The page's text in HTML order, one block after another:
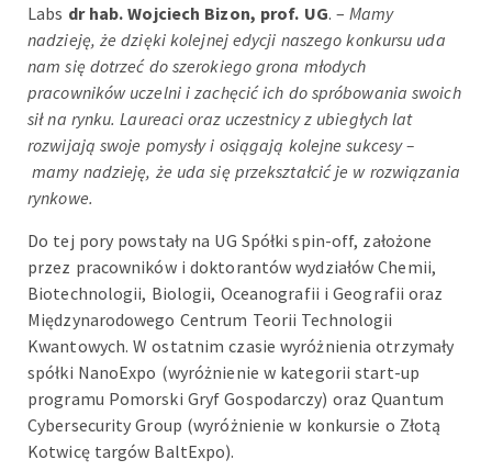
Labs dr hab. Wojciech Bizon, prof. UG. –Mamy
nadzieję, że dzięki kolejnej edycji naszego konkursu uda
nam się dotrzeć do szerokiego grona młodych
pracowników uczelni i zachęcić ich do spróbowania swoich
sił na rynku. Laureaci oraz uczestnicy z ubiegłych lat
rozwijają swoje pomysły i osiągają kolejne sukcesy –
mamy nadzieję, że uda się przekształcić je w rozwiązania
rynkowe.
Do tej pory powstały na UG Spółki spin-off, założone
przez pracowników i doktorantów wydziałów Chemii,
Biotechnologii, Biologii, Oceanografii i Geografii oraz
Międzynarodowego Centrum Teorii Technologii
Kwantowych. W ostatnim czasie wyróżnienia otrzymały
spółki NanoExpo (wyróżnienie w kategorii start-up
programu Pomorski Gryf Gospodarczy) oraz Quantum
Cybersecurity Group (wyróżnienie w konkursie o Złotą
Kotwicę targów BaltExpo).